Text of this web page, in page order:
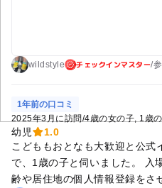
wildstyle チェックインマスター/
1年前の口コミ
2025年3月に訪問/4歳の女の子 1歳
幼児
1.0
こどももおとなも大歓迎と公式
で、1歳の子と伺いました。 入
齢や居住地の個人情報登録をさ